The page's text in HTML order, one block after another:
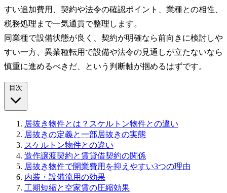
すい追加費用、契約や法令の確認ポイント、業種との相性、
税務処理まで一気通貫で整理します。
同業種で設備状態が良く、契約が明確なら前向きに検討しや
すい一方、異業種転用で設備や法令の見通しが立たないなら
慎重に進めるべきだ、という判断軸が掴めるはずです。
居抜き物件とは？スケルトン物件との違い
居抜きの定義と一部居抜きの実態
スケルトン物件との違い
造作譲渡契約と賃貸借契約の関係
居抜き物件で開業費用を抑えやすい3つの理由
内装・設備流用の効果
工期短縮と空家賃の圧縮効果